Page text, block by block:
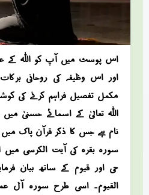
اس پوسٹ میں آپ کو اللہ کے
اور اس وظیفہ کی روحانی
مکمل تفصیل فراہم کرنے کی
اللہ تعالیٰ کے اسمائے حسنیٰ
نام ہے جس کا ذکر قرآن پاک میں
سورہ بقرہ کی آیت الکرسی میں
حی اور قیوم کے ساتھ بیان